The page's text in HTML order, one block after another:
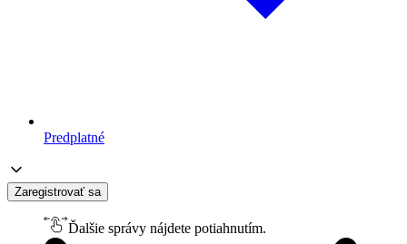
Predplatné
Zaregistrovať sa
Ďalšie správy nájdete potiahnutím.